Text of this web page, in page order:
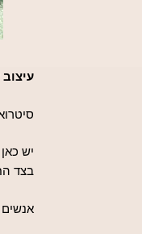
עיצוב
בצד